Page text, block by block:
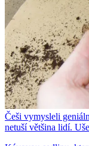
Češi vymysleli
netuší většina lidí.